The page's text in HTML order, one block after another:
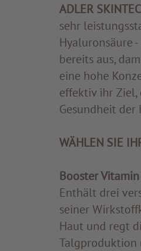
ADLER
sehr
Hyaluronsäure
bereits aus,
eine hohe
effektiv ihr
Gesundheit der
WÄHLEN SIE
Booster Vitamin
Enthält drei
seiner
Haut und regt
Talgproduktion